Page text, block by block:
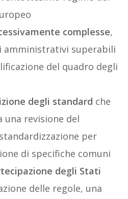
complesse,
amministrativi superabili
del quadro degli
degli standard che
una revisione del
per
di specifiche comuni
degli Stati
delle regole, una